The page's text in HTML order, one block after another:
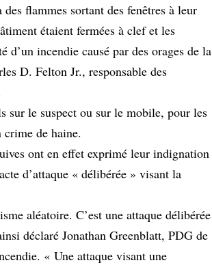
flammes sortant des fenêtres à leur
étaient fermées à clef et les
incendie causé par des orages de la
D. Felton Jr., responsable des
sur le suspect ou sur le mobile, pour les
crime de haine.
ont en effet exprimé leur indignation
d’attaque « délibérée » visant la
aléatoire. C’est une attaque délibérée
déclaré Jonathan Greenblatt, PDG de
« Une attaque visant une